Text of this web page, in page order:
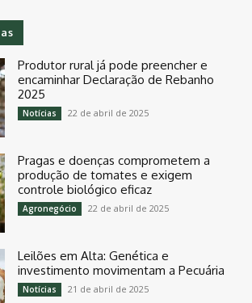
Produtor rural já pode preencher e
encaminhar Declaração de Rebanho
2025
Notícias 22 de abril de 2025
Pragas e doenças comprometem a
produção de tomates e exigem
controle biológico eficaz
Agronegócio 22 de abril de 2025
Leilões em Alta: Genética e
investimento movimentam a Pecuária
Notícias 21 de abril de 2025